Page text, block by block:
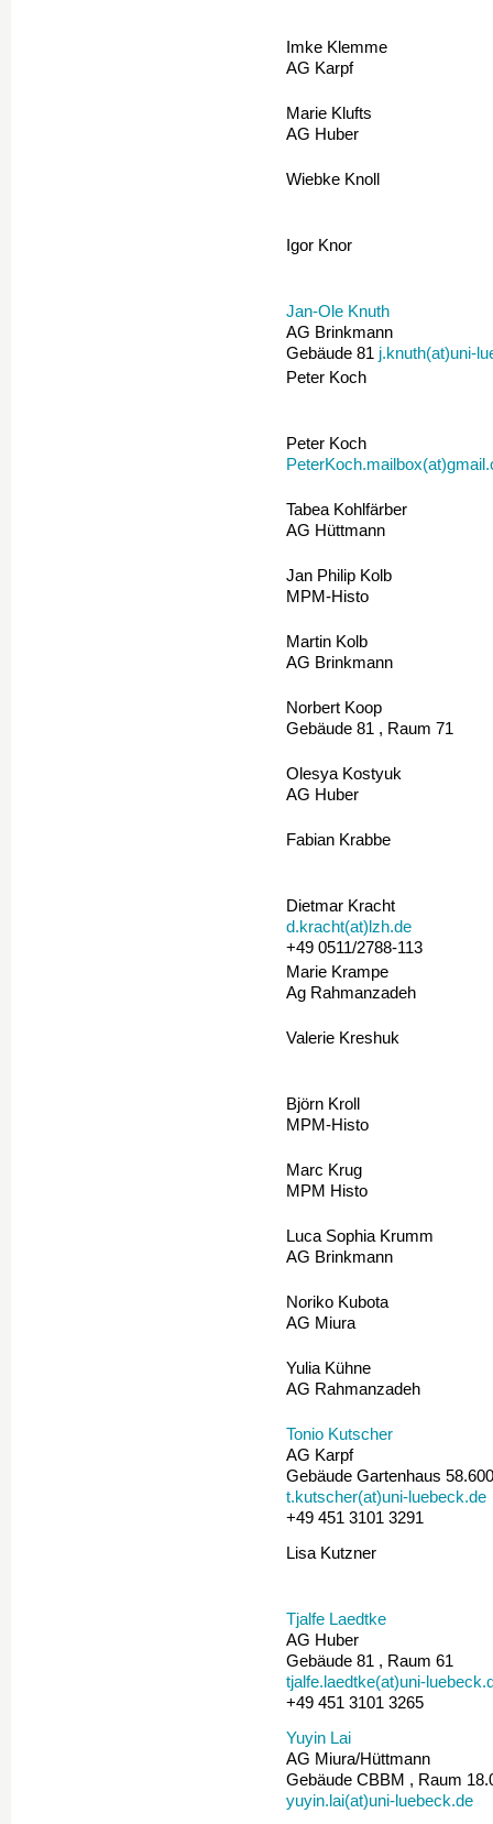
Imke Klemme
AG Karpf
Marie Klufts
AG Huber
Wiebke Knoll
Igor Knor
Jan-Ole Knuth
AG Brinkmann
Gebäude 81 j.knuth(at)uni-
Peter Koch
Peter Koch
Tabea Kohlfärber
AG Hüttmann
Jan Philip Kolb
MPM-Histo
Martin Kolb
AG Brinkmann
Norbert Koop
Gebäude 81 , Raum 71
Olesya Kostyuk
AG Huber
Fabian Krabbe
Dietmar Kracht
d.kracht(at)lzh.de
+49 0511/2788-113
Marie Krampe
Ag Rahmanzadeh
Valerie Kreshuk
Björn Kroll
MPM-Histo
Marc Krug
MPM Histo
Luca Sophia Krumm
AG Brinkmann
Noriko Kubota
AG Miura
Yulia Kühne
AG Rahmanzadeh
Tonio Kutscher
AG Karpf
Gebäude Gartenhaus
t.kutscher(at)uni-luebeck.de
+49 451 3101 3291
Lisa Kutzner
Tjalfe Laedtke
AG Huber
Gebäude 81 , Raum 61
tjalfe.laedtke(at)uni-
+49 451 3101 3265
Yuyin Lai
AG Miura/Hüttmann
Gebäude CBBM , Raum
yuyin.lai(at)uni-luebeck.de